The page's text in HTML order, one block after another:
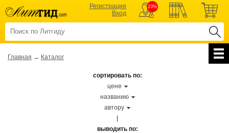
Регистрация
Вход
23%
Главная → Каталог
сортировать по:
цене
названию
автору
выводить по: